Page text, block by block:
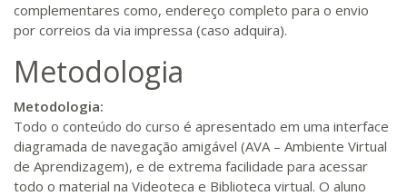
complementares como, endereço completo para o envio
por correios da via impressa (caso adquira).
Metodologia
Metodologia:
Todo o conteúdo do curso é apresentado em uma interface
diagramada de navegação amigável (AVA – Ambiente Virtual
de Aprendizagem), e de extrema facilidade para acessar
todo o material na Videoteca e Biblioteca virtual. O aluno